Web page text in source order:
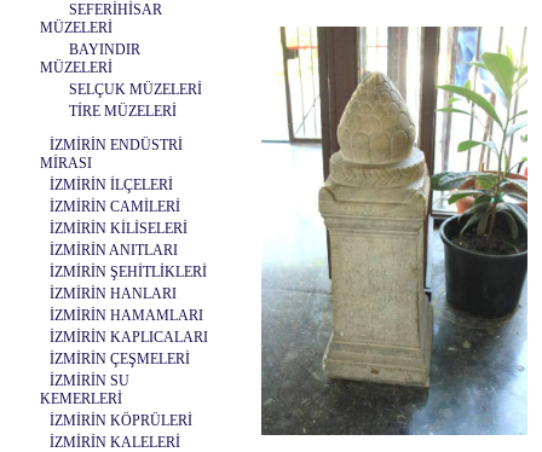
SEFERİHİSAR
MÜZELERİ
BAYINDIR
MÜZELERİ
SELÇUK MÜZELERİ
TİRE MÜZELERİ
İZMİRİN ENDÜSTRİ
MİRASI
İZMİRİN İLÇELERİ
İZMİRİN CAMİLERİ
İZMİRİN KİLİSELERİ
İZMİRİN ANITLARI
İZMİRİN ŞEHİTLİKLERİ
İZMİRİN HANLARI
İZMİRİN HAMAMLARI
İZMİRİN KAPLICALARI
İZMİRİN ÇEŞMELERİ
İZMİRİN SU
KEMERLERİ
İZMİRİN KÖPRÜLERİ
İZMİRİN KALELERİ